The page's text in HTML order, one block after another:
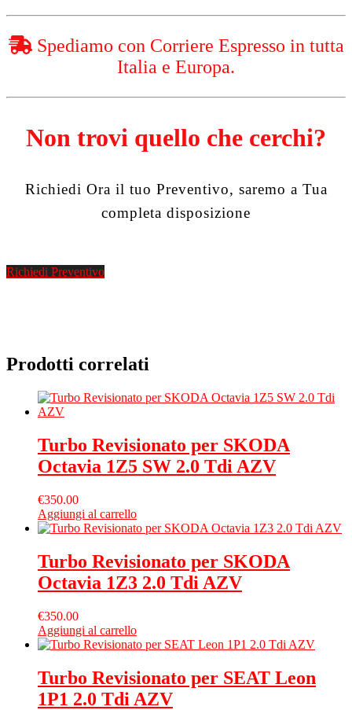
Spediamo con Corriere Espresso in tutta
Italia e Europa.
Non trovi quello che cerchi?
Richiedi Ora il tuo Preventivo, saremo a Tua
completa disposizione
Richiedi Preventivo
Prodotti correlati
Turbo Revisionato per SKODA
Octavia 1Z5 SW 2.0 Tdi AZV
€350.00
Aggiungi al carrello
Turbo Revisionato per SKODA
Octavia 1Z3 2.0 Tdi AZV
€350.00
Aggiungi al carrello
Turbo Revisionato per SEAT Leon
1P1 2.0 Tdi AZV